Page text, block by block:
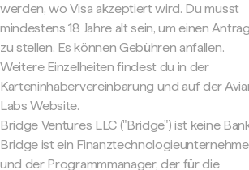
werden, wo Visa akzeptiert wird. Du musst
mindestens 18 Jahre alt sein, um einen Antrag
zu stellen. Es können Gebühren anfallen.
Weitere Einzelheiten findest du in der
Karteninhabervereinbarung und auf der
Labs Website.
Bridge Ventures LLC ("Bridge") ist keine
Bridge ist ein
und der Programmmanager, der für die